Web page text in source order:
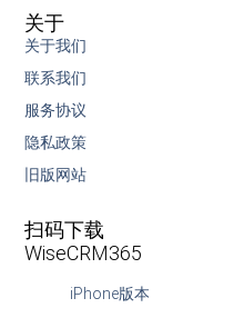
关于
关于我们
联系我们
服务协议
隐私政策
旧版网站
扫码下载
WiseCRM365
iPhone版本